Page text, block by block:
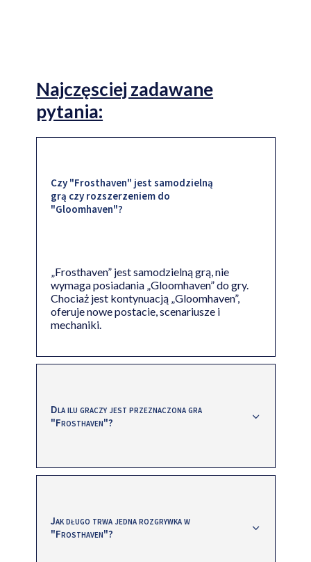
Najczęsciej zadawane
pytania:
Czy "Frosthaven" jest samodzielną
grą czy rozszerzeniem do
"Gloomhaven"?
„Frosthaven” jest samodzielną grą, nie
wymaga posiadania „Gloomhaven” do gry.
Chociaż jest kontynuacją „Gloomhaven”,
oferuje nowe postacie, scenariusze i
mechaniki.
Dla ilu graczy jest przeznaczona gra
"Frosthaven"?
Jak długo trwa jedna rozgrywka w
"Frosthaven"?